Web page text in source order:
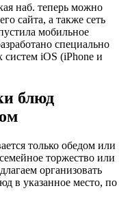
наб. теперь можно
сайта, а также сеть
мобильное
специально
систем iOS (iPhone и
блюд
только обедом или
торжество или
организовать
в указанное место, по